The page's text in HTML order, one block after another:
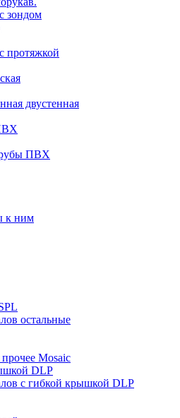
зондом
протяжкой
двустенная
ПВХ
к ним
остальные
Mosaic
DLP
с гибкой крышкой DLP